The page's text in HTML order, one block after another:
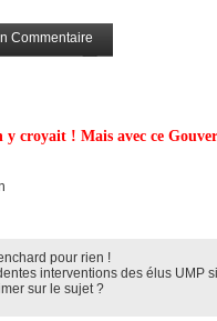
Commentaire
croyait ! Mais avec ce
pour rien !
interventions des élus UMP
sur le sujet ?